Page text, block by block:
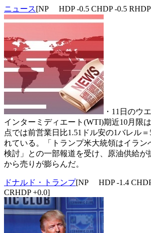
ニュース[NP HDP -0.5 CHDP -0.5 RHDP
・11日のウ
インターミディエート(WTI)期近10月限
点では前営業日比1.51ドル安の1バレル＝
れている。「トランプ米大統領はイラン
検討」との一部報道を受け、原油供給が
から売りが膨らんだ。
ドナルド・トランプ[NP HDP -1.4
CRHDP +0.0]